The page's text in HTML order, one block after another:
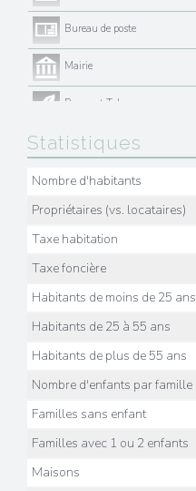
Bureau de poste
Mairie
Presse et Tabac
Statistiques
Nombre d'habitants
Propriétaires (vs. locataires)
Taxe habitation
Taxe foncière
Habitants de moins de 25 ans
Habitants de 25 à 55 ans
Habitants de plus de 55 ans
Nombre d'enfants par famille
Familles sans enfant
Familles avec 1 ou 2 enfants
Maisons